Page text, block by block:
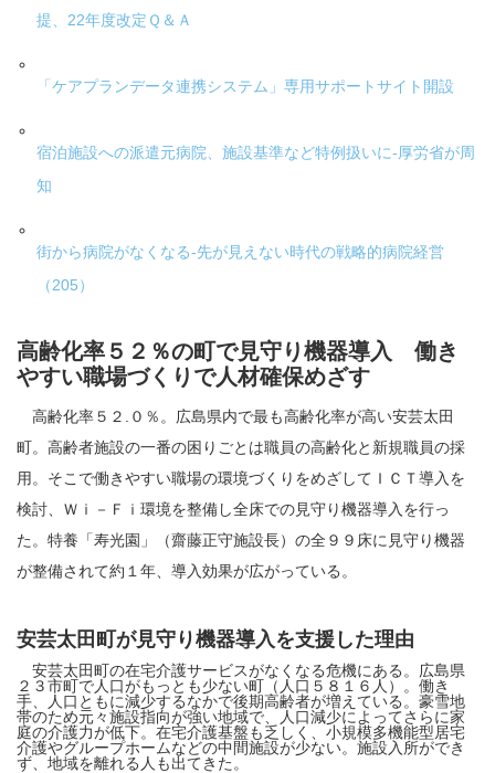
提、22年度改定Ｑ＆Ａ
「ケアプランデータ連携システム」専用サポートサイト開設
宿泊施設への派遣元病院、施設基準など特例扱いに-厚労省が周
知
街から病院がなくなる-先が見えない時代の戦略的病院経営
（205）
高齢化率５２％の町で見守り機器導入 働き
やすい職場づくりで人材確保めざす
高齢化率５２.０％。広島県内で最も高齢化率が高い安芸太田
町。高齢者施設の一番の困りごとは職員の高齢化と新規職員の採
用。そこで働きやすい職場の環境づくりをめざしてＩＣＴ導入を
検討、Ｗｉ－Ｆｉ環境を整備し全床での見守り機器導入を行っ
た。特養「寿光園」（齋藤正守施設長）の全９９床に見守り機器
が整備されて約１年、導入効果が広がっている。
安芸太田町が見守り機器導入を支援した理由
安芸太田町の在宅介護サービスがなくなる危機にある。広島県
２３市町で人口がもっとも少ない町（人口５８１６人）。働き
手、人口ともに減少するなかで後期高齢者が増えている。豪雪地
帯のため元々施設指向が強い地域で、人口減少によってさらに家
庭の介護力が低下。在宅介護基盤も乏しく、小規模多機能型居宅
介護やグループホームなどの中間施設が少ない。施設入所ができ
ず、地域を離れる人も出てきた。